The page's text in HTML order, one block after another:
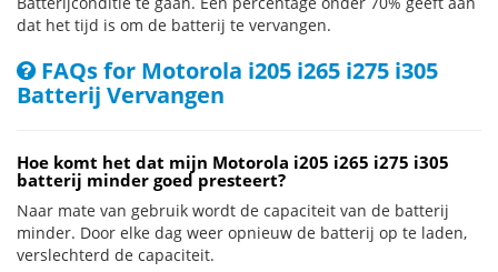
dat het tijd is om de batterij te vervangen.
FAQs for Motorola i205 i265 i275 i305
Batterij Vervangen
Hoe komt het dat mijn Motorola i205 i265 i275 i305
batterij minder goed presteert?
Naar mate van gebruik wordt de capaciteit van de batterij
minder. Door elke dag weer opnieuw de batterij op te laden,
verslechterd de capaciteit.